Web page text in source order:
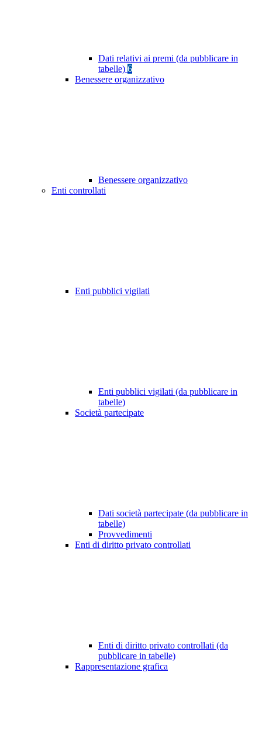
Dati relativi ai premi (da pubblicare in
tabelle) 6
Benessere organizzativo
Benessere organizzativo
Enti controllati
Enti pubblici vigilati
Enti pubblici vigilati (da pubblicare in
tabelle)
Società partecipate
Dati società partecipate (da pubblicare in
tabelle)
Provvedimenti
Enti di diritto privato controllati
Enti di diritto privato controllati (da
pubblicare in tabelle)
Rappresentazione grafica